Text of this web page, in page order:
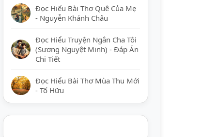
Đọc Hiểu Bài Thơ Quê Của Mẹ
- Nguyễn Khánh Châu
Đọc Hiểu Truyện Ngắn Cha Tôi
(Sương Nguyệt Minh) - Đáp Án
Chi Tiết
Đọc Hiểu Bài Thơ Mùa Thu Mới
- Tố Hữu